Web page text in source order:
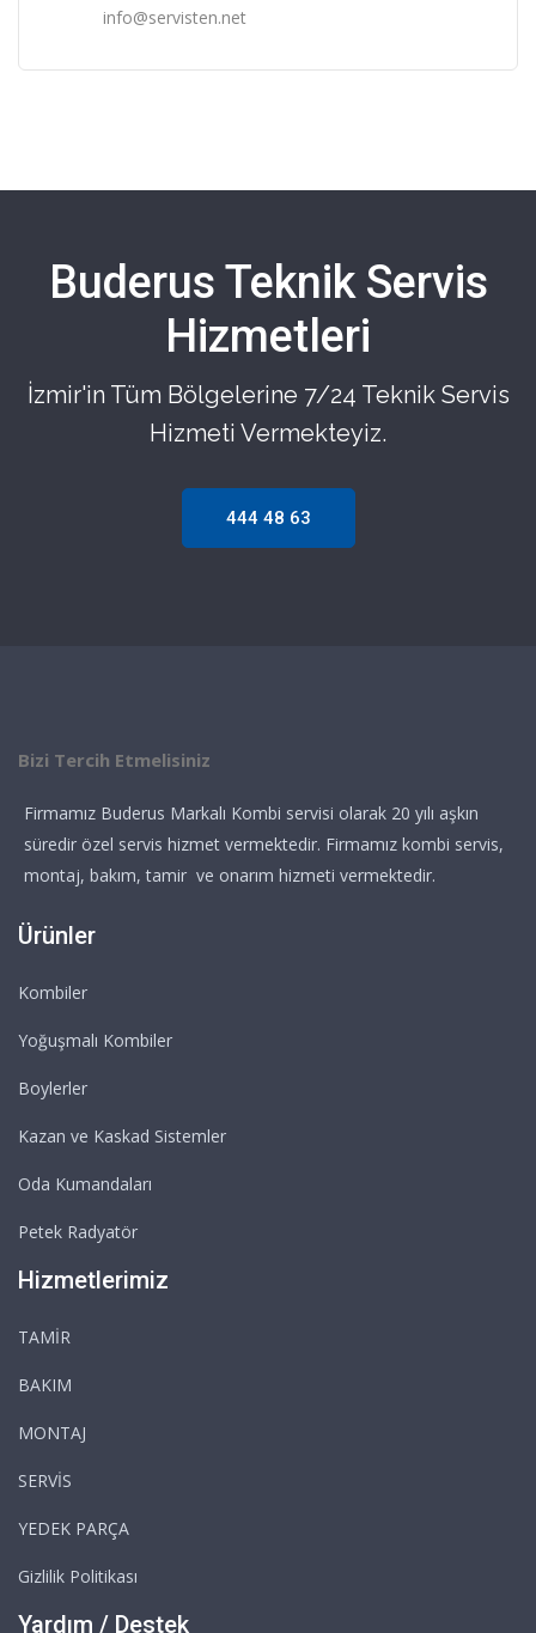
info@servisten.net
Buderus Teknik Servis
Hizmetleri
İzmir'in Tüm Bölgelerine 7/24 Teknik Servis
Hizmeti Vermekteyiz.
444 48 63
Bizi Tercih Etmelisiniz
Firmamız Buderus Markalı Kombi servisi olarak 20 yılı aşkın
süredir özel servis hizmet vermektedir. Firmamız kombi servis,
montaj, bakım, tamir ve onarım hizmeti vermektedir.
Ürünler
Kombiler
Yoğuşmalı Kombiler
Boylerler
Kazan ve Kaskad Sistemler
Oda Kumandaları
Petek Radyatör
Hizmetlerimiz
TAMİR
BAKIM
MONTAJ
SERVİS
YEDEK PARÇA
Gizlilik Politikası
Yardım / Destek